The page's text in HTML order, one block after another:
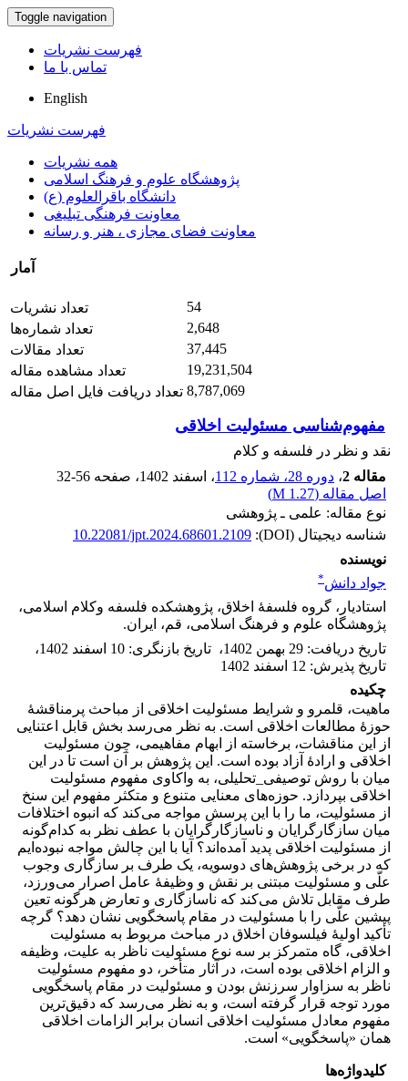
Toggle navigation
فهرست نشریات
تماس با ما
English
فهرست نشریات
همه نشریات
پژوهشگاه علوم و فرهنگ اسلامی
دانشگاه باقرالعلوم (ع)
معاونت فرهنگی تبلیغی
معاونت فضای مجازی ، هنر و رسانه
آمار
تعداد نشریات
54
تعداد شماره‌ها
2,648
تعداد مقالات
37,445
تعداد مشاهده مقاله
19,231,504
تعداد دریافت فایل اصل مقاله 8,787,069
مفهوم‌شناسی مسئولیت اخلاقی
نقد و نظر در فلسفه و کلام
مقاله 2
، دوره 28، شماره 112 ، اسفند 1402 ، صفحه 32-56
اصل مقاله (1.27 M
)
نوع مقاله: علمی ـ پژوهشی
شناسه دیجیتال (DOI):
10.22081/jpt.2024.68601.2109
نویسنده
جواد دانش*
استادیار، گروه فلسفۀ اخلاق، پژوهشکده فلسفه وکلام اسلامی،
پژوهشگاه علوم و فرهنگ اسلامی، قم، ایران.
تاریخ دریافت: 29 بهمن 1402 ، تاریخ بازنگری: 10 اسفند 1402
،
تاریخ پذیرش: 12 اسفند 1402
چکیده
ماهیت، قلمرو و شرایط مسئولیت اخلاقی از مباحث پرمناقشۀ
حوزۀ مطالعات اخلاقی است. به نظر می‌رسد بخش قابل اعتنایی
از این مناقشات، برخاسته از ابهام مفاهیمی، چون مسئولیت
اخلاقی و ارادۀ آزاد بوده است. این پژوهش بر آن است تا در این
میان با روش توصیفی_تحلیلی، به واکاوی مفهوم مسئولیت
اخلاقی بپردازد. حوزه‌های معنایی متنوع و متکثر مفهوم این سنخ
از مسئولیت، ما را با این پرسش مواجه می‌کند که انبوه اختلافات
میان سازگارگرایان و ناسازگارگرایان با عطف نظر به کدام‌گونه
از مسئولیت اخلاقی پدید آمده‌اند؟ آیا با این چالش مواجه نبوده‌ایم
که در برخی پژوهش‌های دوسویه، یک طرف بر سازگاری وجوب
علّی و مسئولیت مبتنی بر نقش و وظیفۀ عامل اصرار می‌ورزد،
طرف مقابل تلاش می‌کند که ناسازگاری و تعارض هرگونه تعین
پیشین علّی را با مسئولیت در مقام پاسخگویی نشان دهد؟ گرچه
تأکید اولیۀ فیلسوفان اخلاق در مباحث مربوط به مسئولیت
اخلاقی، گاه متمرکز بر سه نوع مسئولیت ناظر به علیت، وظیفه
و الزام اخلاقی بوده است، در آثار متأخر، دو مفهوم مسئولیت
ناظر به سزاوار سرزنش بودن و مسئولیت در مقام پاسخگویی
مورد توجه قرار گرفته است، و به نظر می‌رسد که دقیق‌ترین
مفهوم معادل مسئولیت اخلاقی انسان برابر الزامات اخلاقی
همان «پاسخگویی» است.
کلیدواژه‌ها